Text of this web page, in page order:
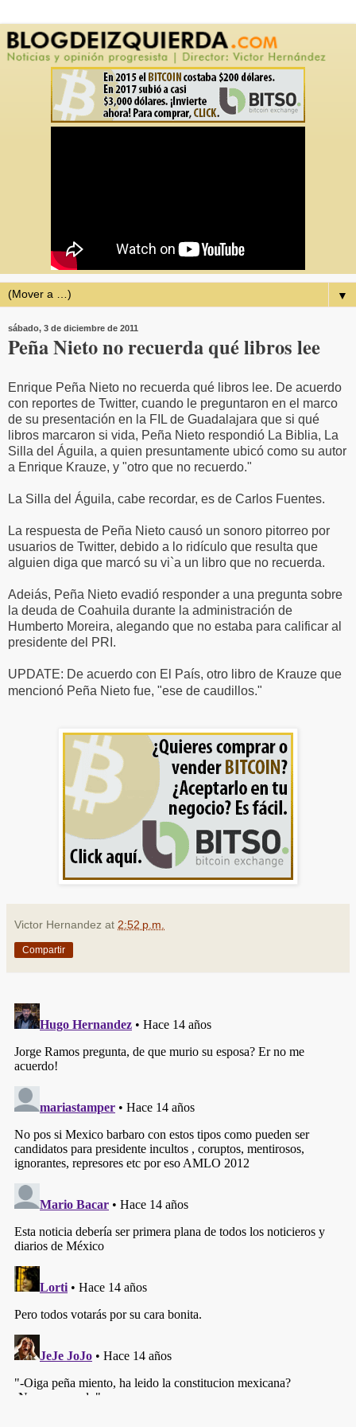
▼
sábado, 3 de diciembre de 2011
Peña Nieto no recuerda qué libros lee
Enrique Peña Nieto no recuerda qué libros lee. De acuerdo
con reportes de Twitter, cuando le preguntaron en el marco
de su presentación en la FIL de Guadalajara que si qué
libros marcaron si vida, Peña Nieto respondió La Biblia, La
Silla del Águila, a quien presuntamente ubicó como su autor
a Enrique Krauze, y "otro que no recuerdo."
La Silla del Águila, cabe recordar, es de Carlos Fuentes.
La respuesta de Peña Nieto causó un sonoro pitorreo por
usuarios de Twitter, debido a lo ridículo que resulta que
alguien diga que marcó su vi`a un libro que no recuerda.
Adeiás, Peña Nieto evadió responder a una pregunta sobre
la deuda de Coahuila durante la administración de
Humberto Moreira, alegando que no estaba para calificar al
presidente del PRI.
UPDATE: De acuerdo con El País, otro libro de Krauze que
mencionó Peña Nieto fue, "ese de caudillos."
Victor Hernandez at 2:52 p.m.
Compartir